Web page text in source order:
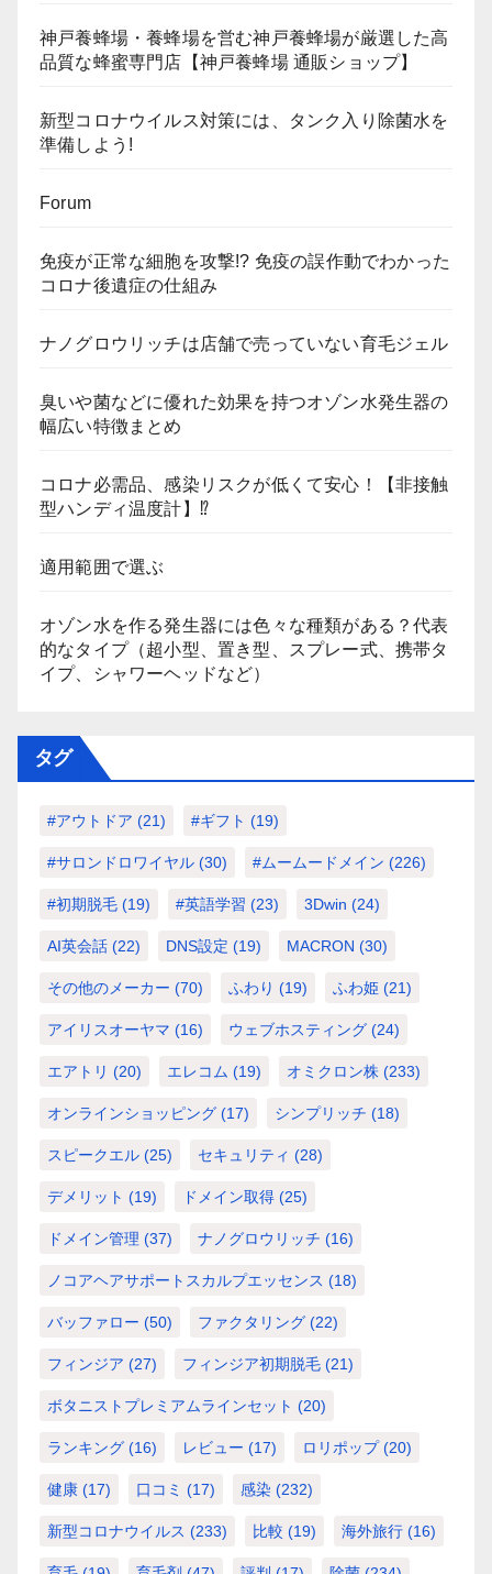
神戸養蜂場・養蜂場を営む神戸養蜂場が厳選した高
品質な蜂蜜専門店【神戸養蜂場 通販ショップ】
新型コロナウイルス対策には、タンク入り除菌水を
準備しよう!
Forum
免疫が正常な細胞を攻撃!? 免疫の誤作動でわかった
コロナ後遺症の仕組み
ナノグロウリッチは店舗で売っていない育毛ジェル
臭いや菌などに優れた効果を持つオゾン水発生器の
幅広い特徴まとめ
コロナ必需品、感染リスクが低くて安心！【非接触
型ハンディ温度計】⁉
適用範囲で選ぶ
オゾン水を作る発生器には色々な種類がある？代表
的なタイプ（超小型、置き型、スプレー式、携帯タ
イプ、シャワーヘッドなど）
タグ
#アウトドア (21) #ギフト (19)
#サロンドロワイヤル (30) #ムームードメイン (226)
#初期脱毛 (19) #英語学習 (23) 3Dwin (24)
AI英会話 (22) DNS設定 (19) MACRON (30)
その他のメーカー (70) ふわり (19) ふわ姫 (21)
アイリスオーヤマ (16) ウェブホスティング (24)
エアトリ (20) エレコム (19) オミクロン株 (233)
オンラインショッピング (17) シンプリッチ (18)
スピークエル (25) セキュリティ (28)
デメリット (19) ドメイン取得 (25)
ドメイン管理 (37) ナノグロウリッチ (16)
ノコアヘアサポートスカルプエッセンス (18)
バッファロー (50) ファクタリング (22)
フィンジア (27) フィンジア初期脱毛 (21)
ボタニストプレミアムラインセット (20)
ランキング (16) レビュー (17) ロリポップ(20)
健康 (17) 口コミ (17) 感染 (232)
新型コロナウイルス (233) 比較 (19) 海外旅行 (16)